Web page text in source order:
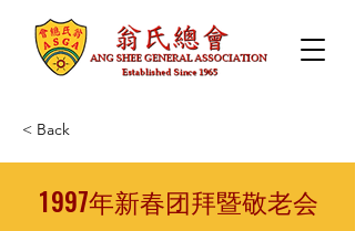
< Back
1997年新春团拜暨敬老会